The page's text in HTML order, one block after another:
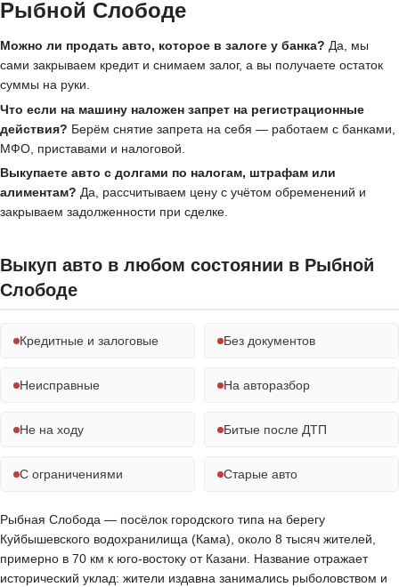
Рыбной Слободе
Можно ли продать авто, которое в залоге у банка? Да, мы
сами закрываем кредит и снимаем залог, а вы получаете остаток
суммы на руки.
Что если на машину наложен запрет на регистрационные
действия? Берём снятие запрета на себя — работаем с банками,
МФО, приставами и налоговой.
Выкупаете авто с долгами по налогам, штрафам или
алиментам? Да, рассчитываем цену с учётом обременений и
закрываем задолженности при сделке.
Выкуп авто в любом состоянии в Рыбной
Слободе
Кредитные и залоговые Без документов
Неисправные На авторазбор
Не на ходу Битые после ДТП
С ограничениями Старые авто
Рыбная Слобода — посёлок городского типа на берегу
Куйбышевского водохранилища (Кама), около 8 тысяч жителей,
примерно в 70 км к юго-востоку от Казани. Название отражает
исторический уклад: жители издавна занимались рыболовством и